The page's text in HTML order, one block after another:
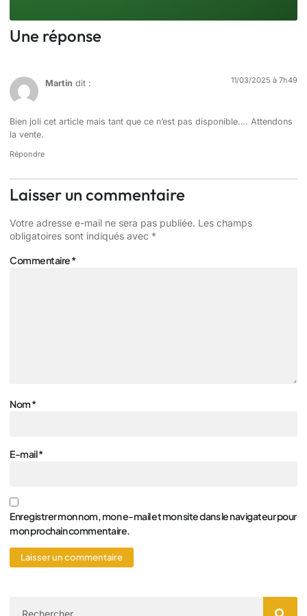
Une réponse
Martin dit : 11/03/2025 à 7h49
Bien joli cet article mais tant que ce n’est pas disponible…. Attendons
la vente.
Répondre
Laisser un commentaire
Votre adresse e-mail ne sera pas publiée. Les champs
obligatoires sont indiqués avec *
Commentaire*
Nom*
E-mail*
Enregistrer mon nom, mon e-mail et mon site dans le navigateur pour
mon prochain commentaire.